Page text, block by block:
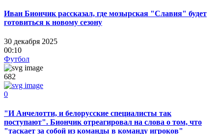
Иван Биончик рассказал, где мозырская "Славия" будет
готовиться к новому сезону
30 декабря 2025
00:10
Футбол
682
0
"И Анчелотти, и белорусские специалисты так
поступают". Биончик отреагировал на слова о том, что
"таскает за собой из команды в команду игроков"